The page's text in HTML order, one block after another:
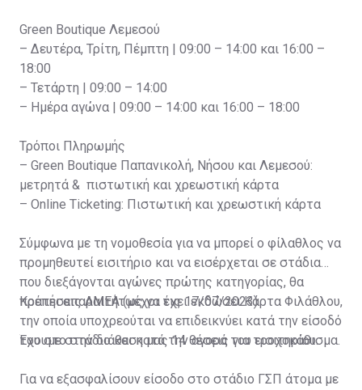
Green Boutique Λεμεσού
– Δευτέρα, Τρίτη, Πέμπτη | 09:00 – 14:00 και 16:00 –
18:00
– Τετάρτη | 09:00 – 14:00
– Ημέρα αγώνα | 09:00 – 14:00 και 16:00 – 18:00
Τρόποι Πληρωμής
– Green Boutique Παπανικολή, Νήσου και Λεμεσού:
μετρητά & πιστωτική και χρεωστική κάρτα
– Online Ticketing: Πιστωτική και χρεωστική κάρτα
Σύμφωνα με τη νομοθεσία για να μπορεί ο φίλαθλος να
προμηθευτεί εισιτήριο και να εισέρχεται σε στάδια
που διεξάγονται αγώνες πρώτης κατηγορίας, θα
πρέπει απαραιτήτως να έχει εκδώσει Κάρτα Φιλάθλου,
την οποία υποχρεούται να επιδεικνύει κατά την είσοδό
του στο στάδιο και κατά την αγορά του εισιτηρίου.
Κρατήσεις ΑΜΕΑ (μέχρι τις 17/07/2023)
Έχουμε στην διάθεση μας 14 θέσεις για τροχοκάθισμα.
Για να εξασφαλίσουν είσοδο στο στάδιο ΓΣΠ άτομα με